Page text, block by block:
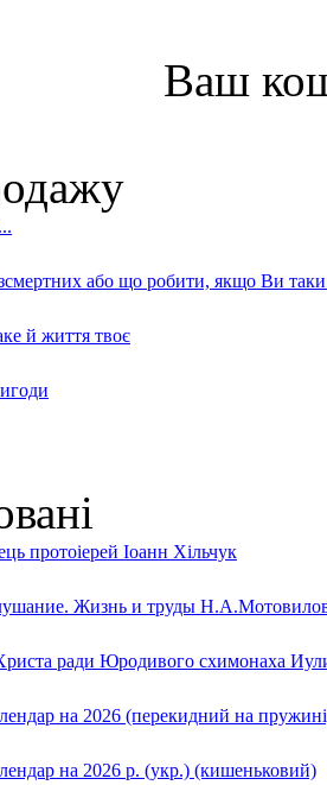
Ваш
або що робити, якщо Ви
й життя твоє
протоіерей Іоанн Хільчук
Жизнь и труды
ради Юродивого схимонаха
на 2026 (перекидний на
на 2026 р. (укр.) (кишеньковий)